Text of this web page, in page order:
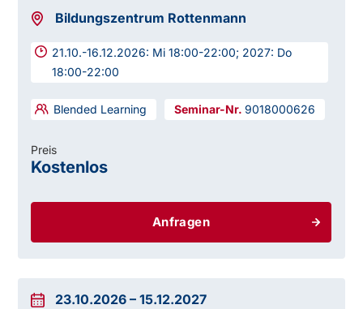
Bildungszentrum Rottenmann
21.10.-16.12.2026: Mi 18:00-22:00; 2027: Do
18:00-22:00
Blended Learning 9018000626
Anfragen
Preis
Kostenlos
23.10.2026 –15.12.2027